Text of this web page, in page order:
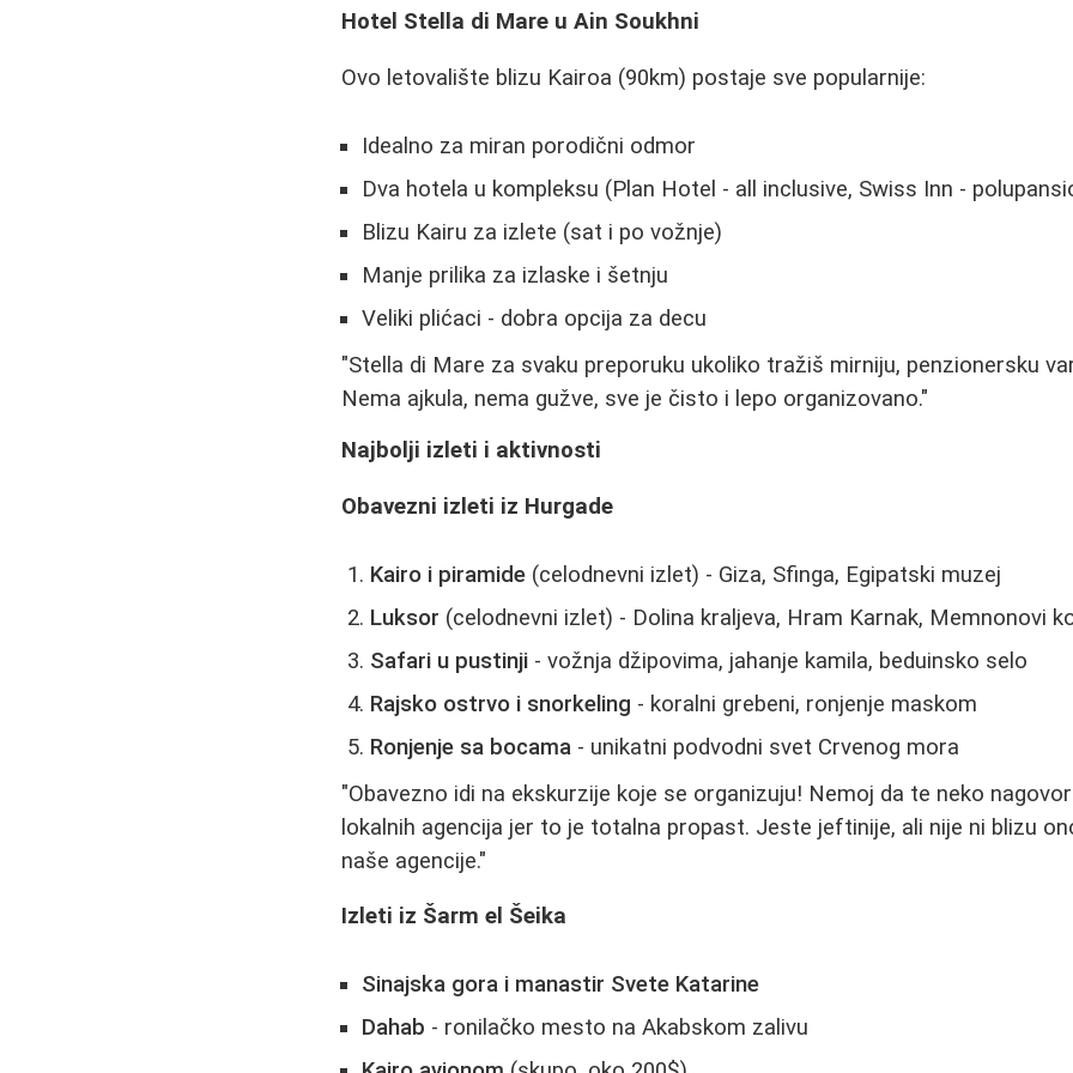
Hotel Stella di Mare u Ain Soukhni
Ovo letovalište blizu Kairoa (90km) postaje sve popularnije:
Idealno za miran porodični odmor
Dva hotela u kompleksu (Plan Hotel - all inclusive, Swiss Inn -
Blizu Kairu za izlete (sat i po vožnje)
Manje prilika za izlaske i šetnju
Veliki plićaci - dobra opcija za decu
"Stella di Mare za svaku preporuku ukoliko tražiš mirniju, penzionersku
Nema ajkula, nema gužve, sve je čisto i lepo organizovano."
Najbolji izleti i aktivnosti
Obavezni izleti iz Hurgade
Kairo i piramide (celodnevni izlet) - Giza, Sfinga, Egipatski muzej
Luksor (celodnevni izlet) - Dolina kraljeva, Hram Karnak, Memnonovi
Safari u pustinji - vožnja džipovima, jahanje kamila, beduinsko selo
Rajsko ostrvo i snorkeling - koralni grebeni, ronjenje maskom
Ronjenje sa bocama - unikatni podvodni svet Crvenog mora
"Obavezno idi na ekskurzije koje se organizuju! Nemoj da te neko
lokalnih agencija jer to je totalna propast. Jeste jeftinije, ali nije ni blizu
naše agencije."
Izleti iz Šarm el Šeika
Sinajska gora i manastir Svete Katarine
Dahab - ronilačko mesto na Akabskom zalivu